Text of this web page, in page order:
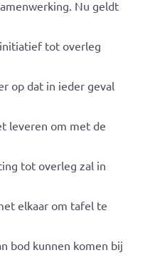
Nu geldt
tot overleg
op dat in ieder geval
leveren om met de
tot overleg zal in
elkaar om tafel te
bod kunnen komen bij